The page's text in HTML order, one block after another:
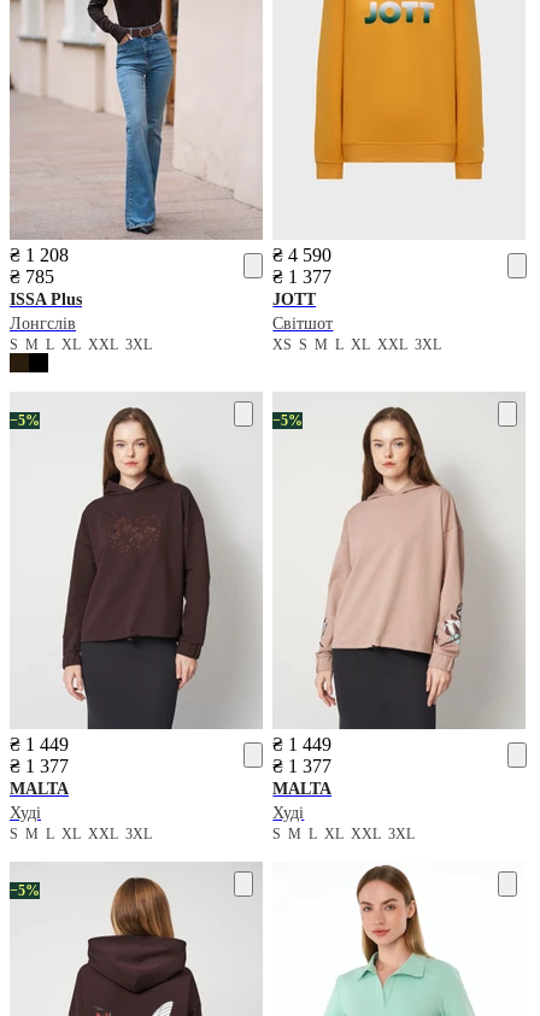
₴ 1 208
₴ 785
ISSA Plus
Лонгслів
S M L XL XXL 3XL
₴ 4 590
₴ 1 377
JOTT
Світшот
XSSMLXLXXL3XL
−5%
₴ 1 449
₴ 1 377
MALTA
Худі
S M L XL XXL 3XL
−5%
₴ 1 449
₴ 1 377
MALTA
Худі
SMLXLXXL3XL
−5%